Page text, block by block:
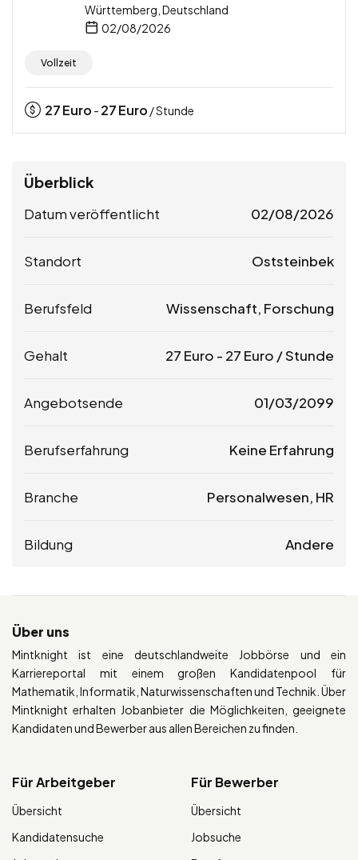
Württemberg, Deutschland
02/08/2026
Vollzeit
27Euro - 27Euro / Stunde
Überblick
Datum veröffentlicht 02/08/2026
Standort Oststeinbek
Berufsfeld Wissenschaft, Forschung
Gehalt 27 Euro - 27 Euro / Stunde
Angebotsende 01/03/2099
Berufserfahrung Keine Erfahrung
Branche Personalwesen, HR
Bildung Andere
Über uns
Mintknight ist eine deutschlandweite Jobbörse und ein
Karriereportal mit einem großen Kandidatenpool für
Mathematik, Informatik, Naturwissenschaften und Technik. Über
Mintknight erhalten Jobanbieter die Möglichkeiten, geeignete
Kandidaten und Bewerber aus allen Bereichen zu finden.
Für Arbeitgeber
Übersicht
Kandidatensuche
Für Bewerber
Übersicht
Jobsuche